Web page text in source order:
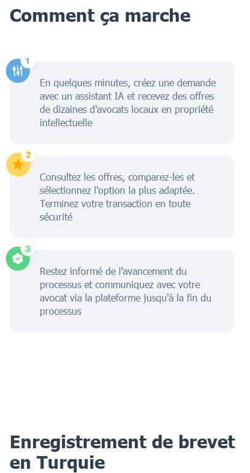
Comment ça marche
En quelques minutes, créez une demande
avec un assistant IA et recevez des offres
de dizaines d'avocats locaux en propriété
intellectuelle
Consultez les offres, comparez-les et
sélectionnez l'option la plus adaptée.
Terminez votre transaction en toute
sécurité
Restez informé de l'avancement du
processus et communiquez avec votre
avocat via la plateforme jusqu'à la fin du
processus
Enregistrement de brevet
en Turquie